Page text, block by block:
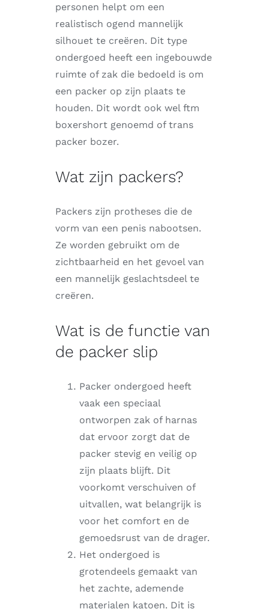
personen helpt om een
realistisch ogend mannelijk
silhouet te creëren. Dit type
ondergoed heeft een ingebouwde
ruimte of zak die bedoeld is om
een packer op zijn plaats te
houden. Dit wordt ook wel ftm
boxershort genoemd of trans
packer bozer.
Wat zijn packers?
Packers zijn protheses die de
vorm van een penis nabootsen.
Ze worden gebruikt om de
zichtbaarheid en het gevoel van
een mannelijk geslachtsdeel te
creëren.
Wat is de functie van
de packer slip
Packer ondergoed heeft
vaak een speciaal
ontworpen zak of harnas
dat ervoor zorgt dat de
packer stevig en veilig op
zijn plaats blijft. Dit
voorkomt verschuiven of
uitvallen, wat belangrijk is
voor het comfort en de
gemoedsrust van de drager.
Het ondergoed is
grotendeels gemaakt van
het zachte, ademende
materialen katoen. Dit is